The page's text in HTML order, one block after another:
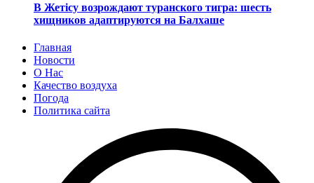
В Жетісу возрождают туранского тигра: шесть
хищников адаптируются на Балхаше
Главная
Новости
О Нас
Качество воздуха
Погода
Политика сайта